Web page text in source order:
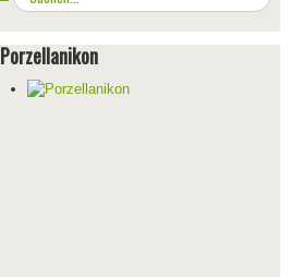
...
Porzellanikon